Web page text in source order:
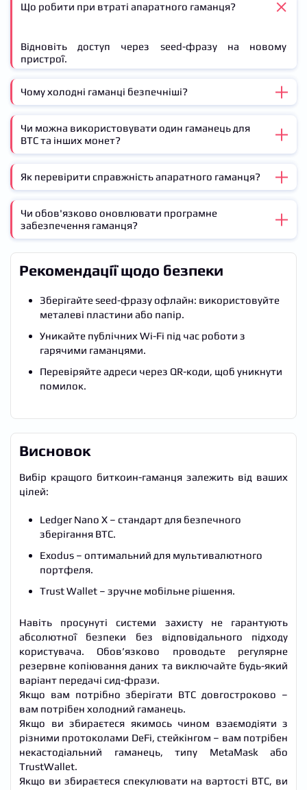
Що робити при втраті апаратного гаманця?
Відновіть доступ через seed-фразу на новому
пристрої.
Чому холодні гаманці безпечніші?
Ключі зберігаються офлайн, що унеможливлює
ризик злому через інтернет.
Чи можна використовувати один гаманець для
BTC та інших монет?
Так, мультивалютні гаманці (Exodus, Ledger)
підтримують BTC та альткоїни.
Як перевірити справжність апаратного гаманця?
Купуйте тільки у офіційних продавців та перевіряйте
цілісність упаковки.
Чи обов'язково оновлювати програмне
забезпечення гаманця?
Так! Оновлення усувають уразливості. Для апаратних
гаманців – раз на 2-3 місяці.
Рекомендації щодо безпеки
Зберігайте seed-фразу офлайн: використовуйте
металеві пластини або папір.
Уникайте публічних Wi-Fi під час роботи з
гарячими гаманцями.
Перевіряйте адреси через QR-коди, щоб уникнути
помилок.
Висновок
Вибір кращого биткоин-гаманця залежить від ваших
цілей:
Ledger Nano X – стандарт для безпечного
зберігання BTC.
Exodus – оптимальний для мультивалютного
портфеля.
Trust Wallet – зручне мобільне рішення.
Навіть просунуті системи захисту не гарантують
абсолютної безпеки без відповідального підходу
користувача. Обов’язково проводьте регулярне
резервне копіювання даних та виключайте будь-який
варіант передачі сид-фрази.
Якщо вам потрібно зберігати BTC довгостроково –
вам потрібен холодний гаманець.
Якщо ви збираєтеся якимось чином взаємодіяти з
різними протоколами DeFi, стейкінгом – вам потрібен
некастодіальний гаманець, типу MetaMask або
TrustWallet.
Якщо ви збираєтеся спекулювати на вартості BTC, ви